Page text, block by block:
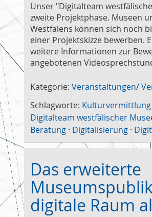
Unser "Digitalteam
zweite Projektphase. Museen
Westfalens können sich noch
einer Projektskizze bewerben.
weitere Informationen zur
angebotenen
Kategorie: Veranstaltungen/
Schlagworte: Kulturvermittlung
Digitalteam westfälischer
Beratung · Digitalisierung ·
Das erweiterte
digitale Raum